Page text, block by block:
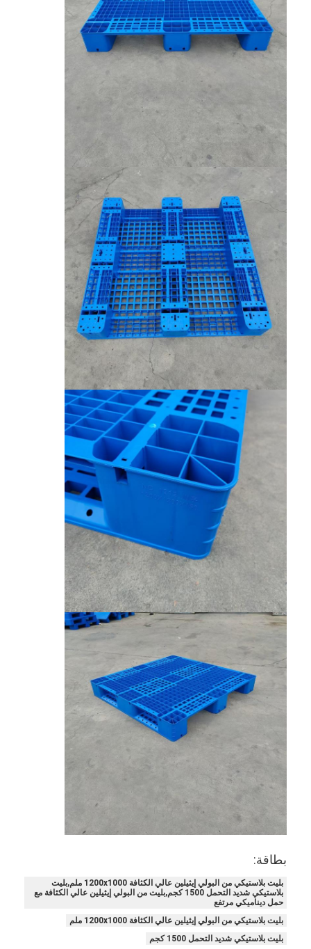
معلومات عنا
جولة في المصنع
القضايا
اطلب عرض أسعار
رفوف المستودعات
رف تخزين المستودعات
رف عرض السوبر ماركت
الأرفف ناتئ
ادفع الأرفف للخلف
قد في الأرفف
الأرفف مكوك الراديو
أرفف ممر ضيق جدا
رف الميزانين
منصة الهيكل الصلب
علب البلاستيك من هيدبليو
المنصات الصلب
منصات ألومنيوم
صندوق المواد المعدنية
قفصات الأسلاك
بطاقة:
بليت بلاستيكي من البولي إيثيلين عالي الكثافة 1200x1000 ملم,بليت
بلاستيكي شديد التحمل 1500 كجم,بليت من البولي إيثيلين عالي الكثافة مع
حمل ديناميكي مرتفع
بليت بلاستيكي من البولي إيثيلين عالي الكثافة 1200x1000 ملم
بليت بلاستيكي شديد التحمل 1500 كجم